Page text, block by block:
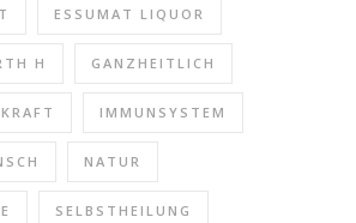
ESSUMAT LIQUOR
H GANZHEITLICH
IMMUNSYSTEM
NATUR
SELBSTHEILUNG